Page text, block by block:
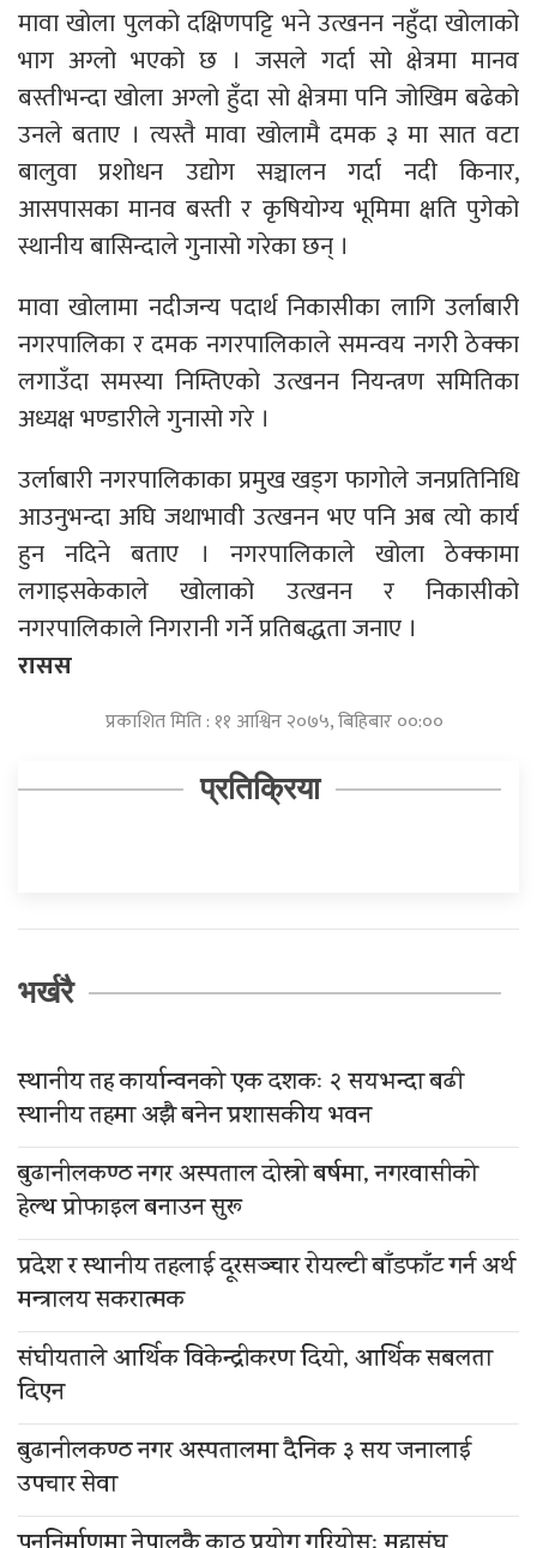
मावा खोला पुलको दक्षिणपट्टि भने उत्खनन नहुँदा खोलाको
भाग अग्लो भएको छ । जसले गर्दा सो क्षेत्रमा मानव
बस्तीभन्दा खोला अग्लो हुँदा सो क्षेत्रमा पनि जोखिम बढेको
उनले बताए । त्यस्तै मावा खोलामै दमक ३ मा सात वटा
बालुवा प्रशोधन उद्योग सञ्चालन गर्दा नदी किनार,
आसपासका मानव बस्ती र कृषियोग्य भूमिमा क्षति पुगेको
स्थानीय बासिन्दाले गुनासो गरेका छन् ।
मावा खोलामा नदीजन्य पदार्थ निकासीका लागि उर्लाबारी
नगरपालिका र दमक नगरपालिकाले समन्वय नगरी ठेक्का
लगाउँदा समस्या निम्तिएको उत्खनन नियन्त्रण समितिका
अध्यक्ष भण्डारीले गुनासो गरे ।
उर्लाबारी नगरपालिकाका प्रमुख खड्ग फागोले जनप्रतिनिधि
आउनुभन्दा अघि जथाभावी उत्खनन भए पनि अब त्यो कार्य
हुन नदिने बताए । नगरपालिकाले खोला ठेक्कामा
लगाइसकेकाले खोलाको उत्खनन र निकासीको
नगरपालिकाले निगरानी गर्ने प्रतिबद्धता जनाए ।
रासस
प्रकाशित मिति : ११ आश्विन २०७५, बिहिबार ००:००
प्रतिक्रिया
भर्खरै
स्थानीय तह कार्यान्वनको एक दशकः २ सयभन्दा बढी
स्थानीय तहमा अझै बनेन प्रशासकीय भवन
बुढानीलकण्ठ नगर अस्पताल दोस्रो बर्षमा, नगरवासीको
हेल्थ प्रोफाइल बनाउन सुरू
प्रदेश र स्थानीय तहलाई दूरसञ्चार रोयल्टी बाँडफाँट गर्न अर्थ
मन्त्रालय सकरात्मक
संघीयताले आर्थिक विकेन्द्रीकरण दियो, आर्थिक सबलता
दिएन
बुढानीलकण्ठ नगर अस्पतालमा दैनिक ३ सय जनालाई
उपचार सेवा